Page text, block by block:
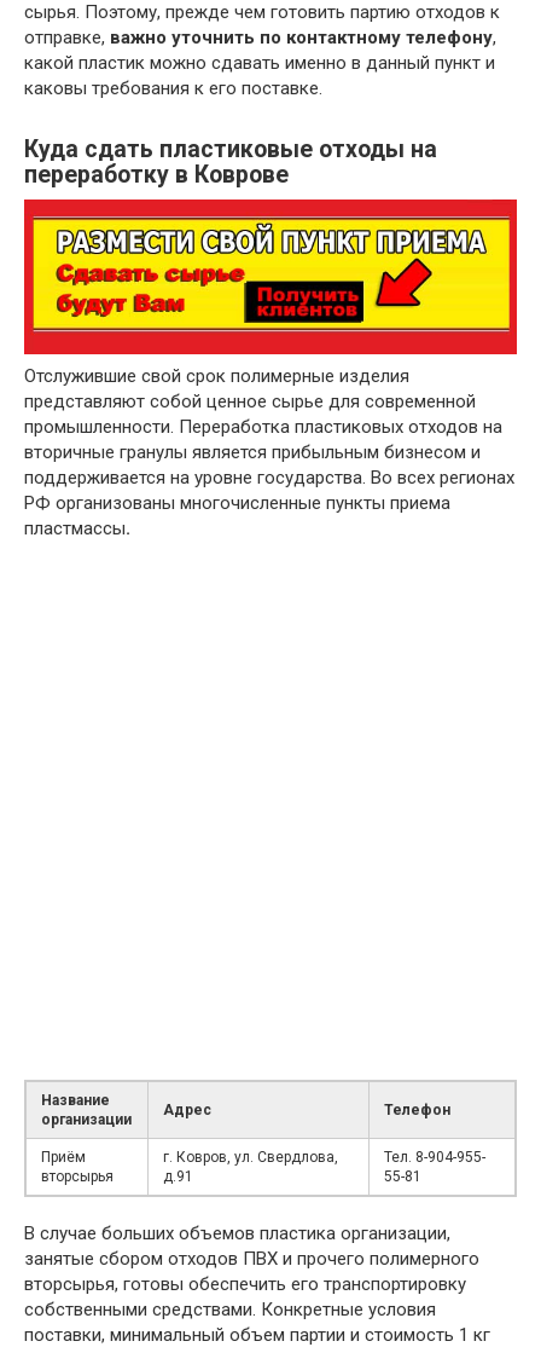
сырья. Поэтому, прежде чем готовить партию отходов к
отправке, важно уточнить по контактному телефону,
какой пластик можно сдавать именно в данный пункт и
каковы требования к его поставке.
Куда сдать пластиковые отходы на
переработку в Коврове
Отслужившие свой срок полимерные изделия
представляют собой ценное сырье для современной
промышленности. Переработка пластиковых отходов на
вторичные гранулы является прибыльным бизнесом и
поддерживается на уровне государства. Во всех регионах
РФ организованы многочисленные пункты приема
пластмассы.
Название
организации
Адрес Телефон
Приём
вторсырья
г. Ковров, ул. Свердлова,
д.91
Тел. 8-904-955-
55-81
В случае больших объемов пластика организации,
занятые сбором отходов ПВХ и прочего полимерного
вторсырья, готовы обеспечить его транспортировку
собственными средствами. Конкретные условия
поставки, минимальный объем партии и стоимость 1 кг